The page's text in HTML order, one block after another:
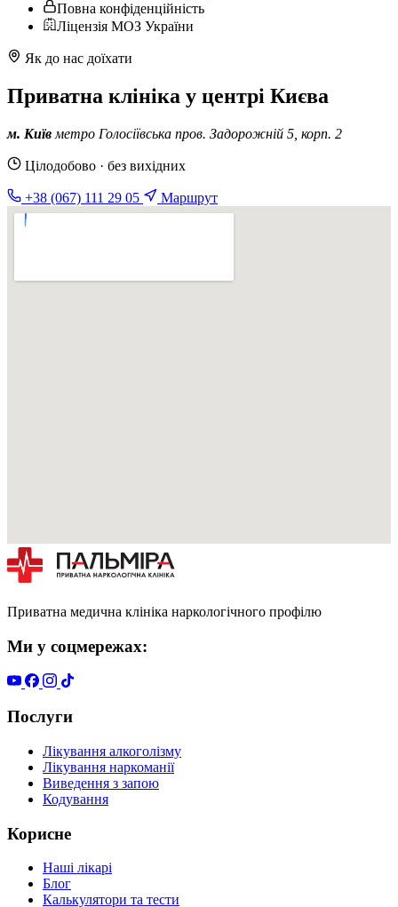
Повна конфіденційність
Ліцензія МОЗ України
Як до нас доїхати
Приватна клініка у центрі Києва
м. Київ метро Голосіївська пров. Задорожній 5, корп. 2
Цілодобово · без вихідних
+38 (067) 111 29 05 Маршрут
Приватна медична клініка наркологічного профілю
Ми у соцмережах:
Послуги
Лікування алкоголізму
Лікування наркоманії
Виведення з запою
Кодування
Корисне
Наші лікарі
Блог
Калькулятори та тести